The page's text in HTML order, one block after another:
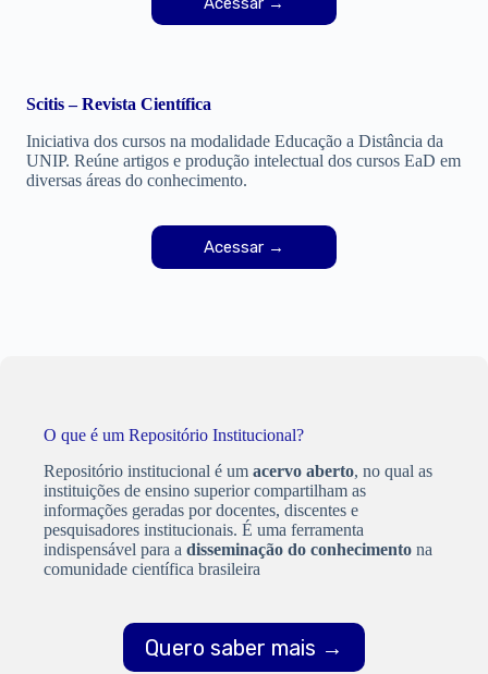
Scitis – Revista Científica
Iniciativa dos cursos na modalidade Educação a Distância da
UNIP. Reúne artigos e produção intelectual dos cursos EaD em
diversas áreas do conhecimento.
Acessar →
O que é um Repositório Institucional?
Repositório institucional é um acervo aberto, no qual as
instituições de ensino superior compartilham as
informações geradas por docentes, discentes e
pesquisadores institucionais. É uma ferramenta
indispensável para a disseminação do conhecimento na
comunidade científica brasileira
Quero saber mais →